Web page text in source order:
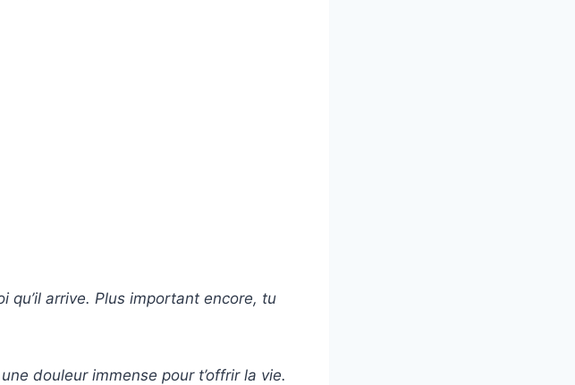
qu’il arrive. Plus important encore, tu
douleur immense pour t’offrir la vie.